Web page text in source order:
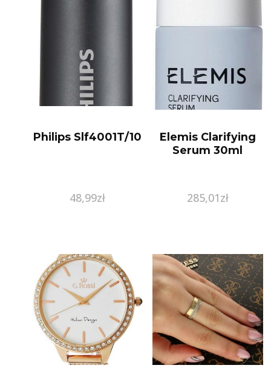
Philips Slf4001T/10
48,99zł
Elemis Clarifying
Serum 30ml
285,01zł